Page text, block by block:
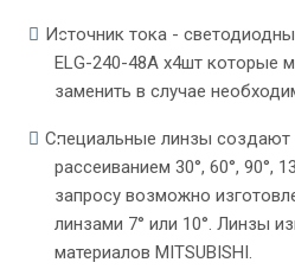
Источник тока -
ELG-240-48A x4шт которые
заменить в случае
Специальные линзы создают
рассеиванием 30°, 60°, 90°,
запросу возможно
линзами 7° или 10°. Линзы
материалов MITSUBISHI.